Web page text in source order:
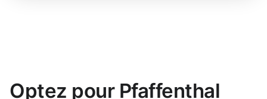
Optez pour Pfaffenthal